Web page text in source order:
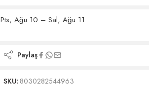
Pts, Ağu 10 – Sal, Ağu 11
Paylaş
SKU:8030282544963